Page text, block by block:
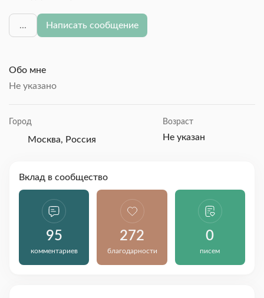
... Написать сообщение
Обо мне
Не указано
Город
Москва, Россия
Возраст
Не указан
Вклад в сообщество
95
комментариев
272
благодарности
0
писем